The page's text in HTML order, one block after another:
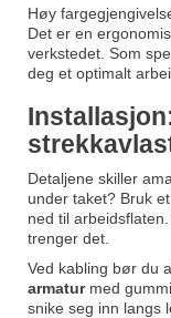
Høy
Det er en
verkstedet. Som
deg et optimalt
Detaljene skiller
under taket? Bruk et
ned til
trenger det.
Ved kabling bør du
armaturmed
snike seg inn langs